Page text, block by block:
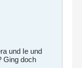
und Ie und
Ging doch